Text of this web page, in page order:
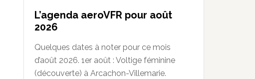
L’agenda aeroVFR pour août
2026
Quelques dates à noter pour ce mois
d’août 2026. 1er août : Voltige féminine
(découverte) à Arcachon-Villemarie.